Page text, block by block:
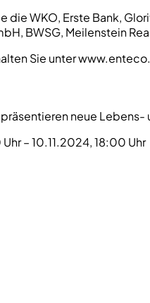
WKO, Erste Bank,
BWSG, Meilenstein
Sie unter
neue Lebens-
– 10.11.2024, 18:00 Uhr